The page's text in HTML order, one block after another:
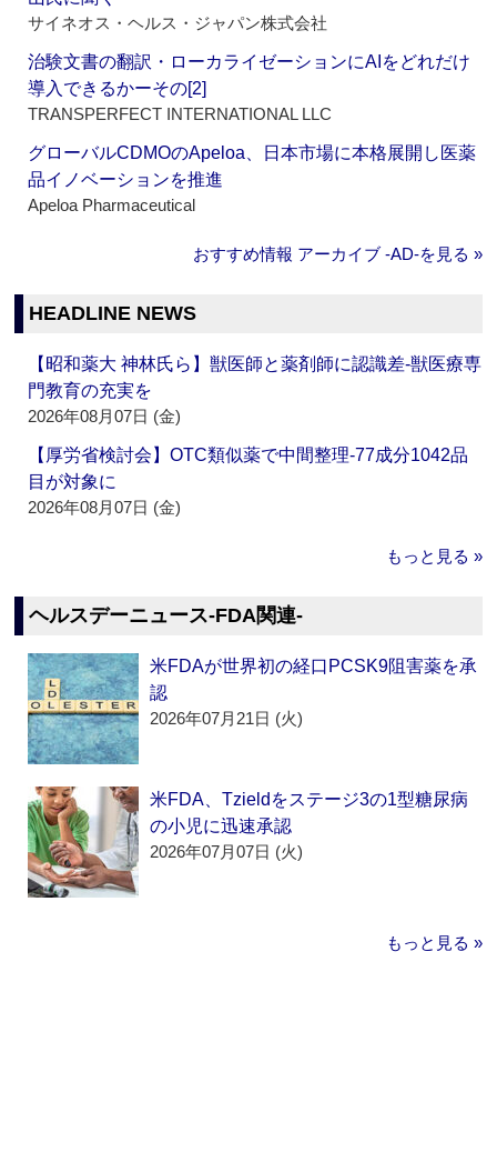
サイネオス・ヘルス・ジャパン株式会社
治験文書の翻訳・ローカライゼーションにAIをどれだけ
導入できるかーその[2]
TRANSPERFECT INTERNATIONAL LLC
グローバルCDMOのApeloa、日本市場に本格展開し医薬
品イノベーションを推進
Apeloa Pharmaceutical
おすすめ情報 アーカイブ ‐AD‐を見る »
HEADLINE NEWS
【昭和薬大 神林氏ら】獣医師と薬剤師に認識差‐獣医療専
門教育の充実を
2026年08月07日 (金)
【厚労省検討会】OTC類似薬で中間整理‐77成分1042品
目が対象に
2026年08月07日 (金)
もっと見る »
ヘルスデーニュース‐FDA関連‐
米FDAが世界初の経口PCSK9阻害薬を承
認
2026年07月21日 (火)
米FDA、Tzieldをステージ3の1型糖尿病
の小児に迅速承認
2026年07月07日 (火)
もっと見る »